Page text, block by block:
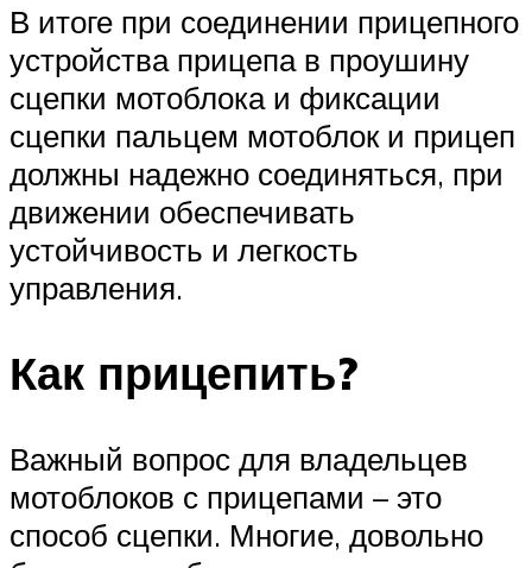
В итоге при соединении прицепного
устройства прицепа в проушину
сцепки мотоблока и фиксации
сцепки пальцем мотоблок и прицеп
должны надежно соединяться, при
движении обеспечивать
устойчивость и легкость
управления.
Как прицепить?
Важный вопрос для владельцев
мотоблоков с прицепами – это
способ сцепки. Многие, довольно